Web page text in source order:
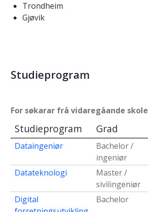
Trondheim
Gjøvik
Studieprogram
For søkarar frå vidaregåande skole
Studieprogram Grad
Dataingeniør
Bachelor /
ingeniør
Datateknologi
Master /
sivilingeniør
Digital
Bachelor